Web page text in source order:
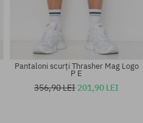
Pantaloni scurți Thrasher Mag Logo
P E
356,90 LEI 201,90 LEI